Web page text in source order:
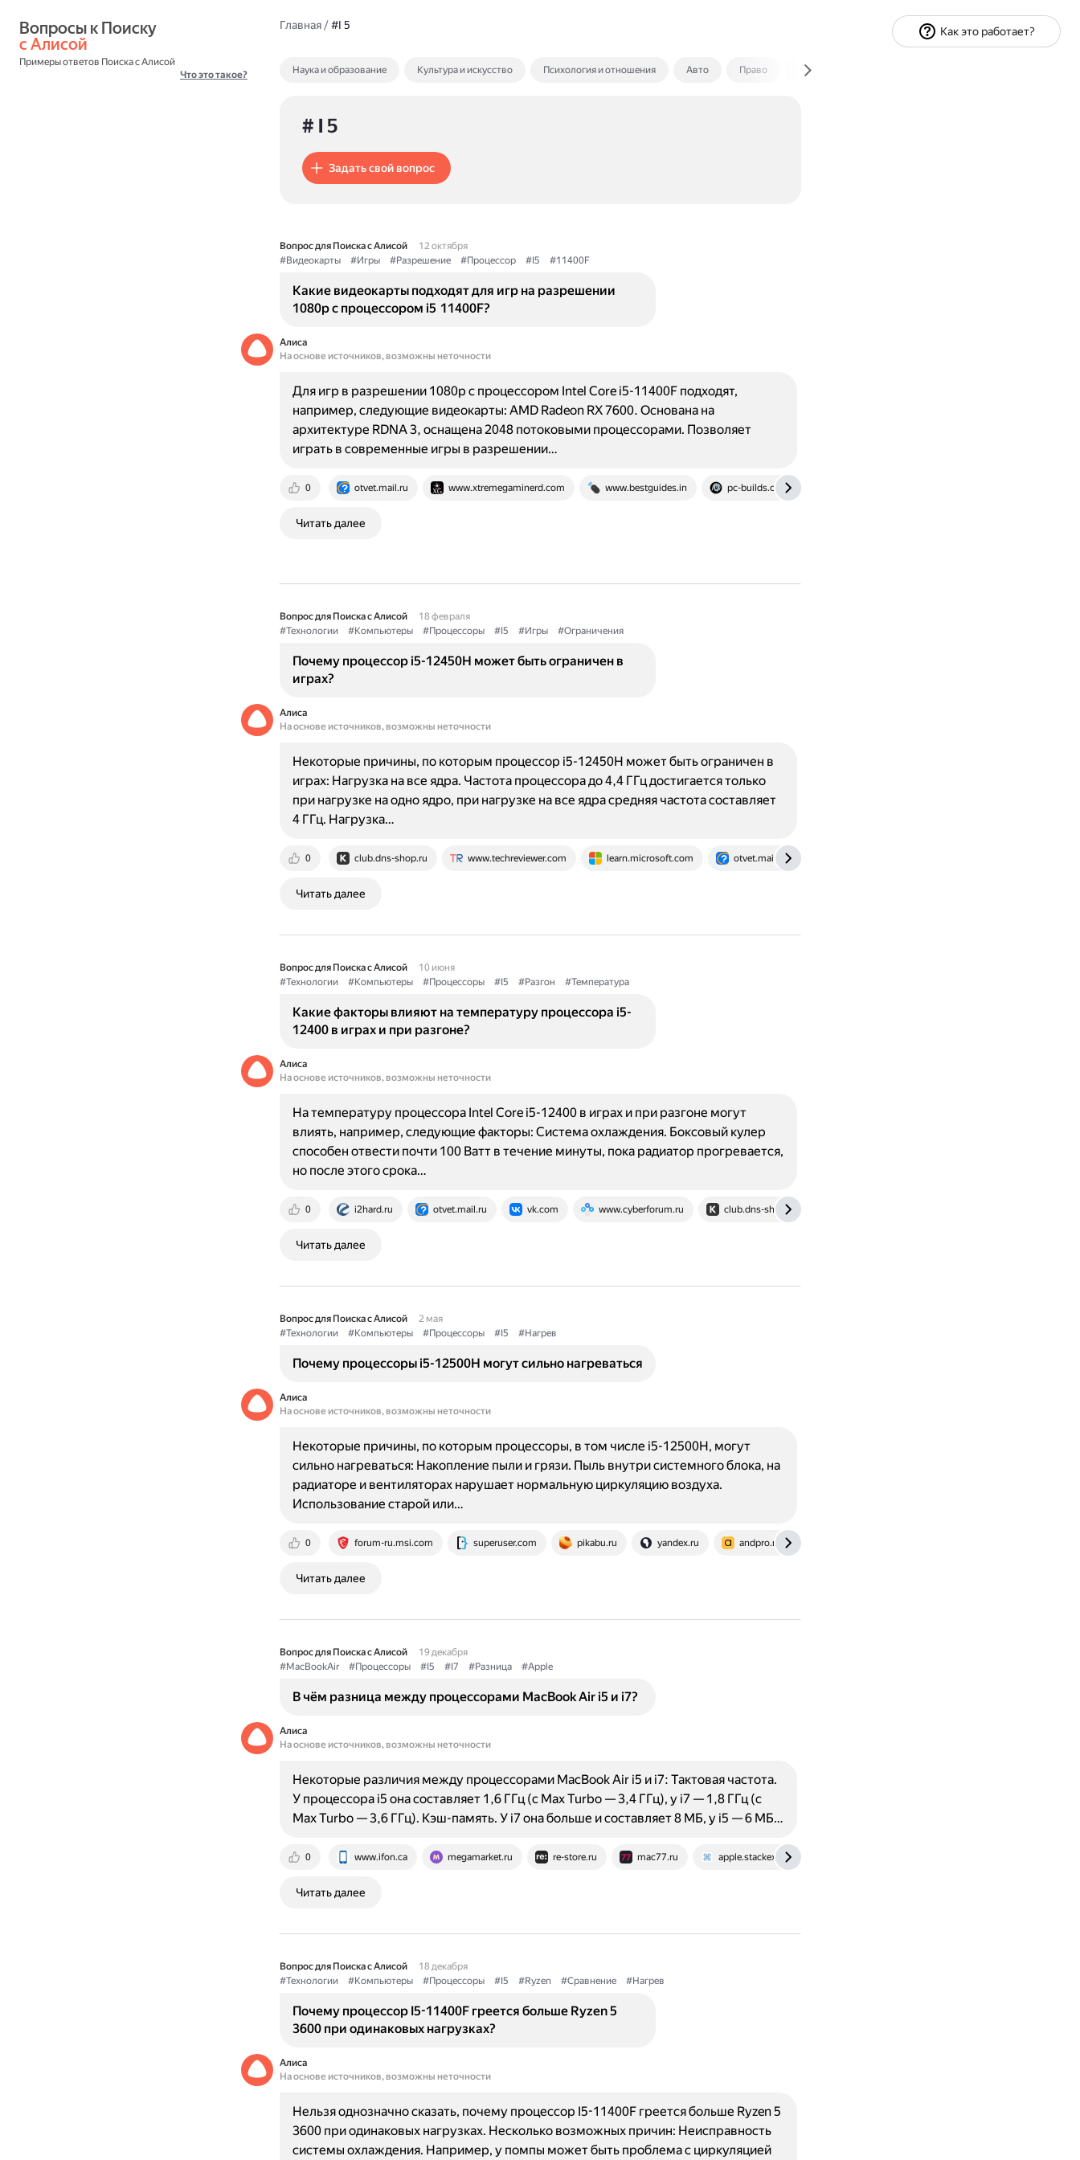
с Алисой
Примеры ответов Поиска с Алисой
Что это такое?
Главная/#I 5
Наука и образование Культура и искусство Психология и отношения Авто Право Экономика и финансы
# I 5
Задать свой вопрос
Вопрос для Поиска с Алисой
12 октября
#Видеокарты
#Игры #Разрешение #Процессор #I5 #11400F
Какие видеокарты подходят для игр на разрешении
1080p с процессором i5 11400F?
Алиса
На основе источников, возможны неточности
0 otvet.mail.ru www.xtremegaminerd.com www.bestguides.in pc-builds.com
Для игр в разрешении 1080p с процессором Intel Core i5-11400F подходят,
например, следующие видеокарты: AMD Radeon RX 7600. Основана на
архитектуре RDNA 3, оснащена 2048 потоковыми процессорами. Позволяет
играть в современные игры в разрешении…
Читать далее
Вопрос для Поиска с Алисой
18 февраля
#Технологии
#Компьютеры #Процессоры #I5 #Игры #Ограничения
Почему процессор i5-12450H может быть ограничен в
играх?
Алиса
На основе источников, возможны неточности
0 club.dns-shop.ru www.techreviewer.com learn.microsoft.com otvet.mail.ru
Некоторые причины, по которым процессор i5-12450H может быть ограничен в
играх: Нагрузка на все ядра. Частота процессора до 4,4 ГГц достигается только
при нагрузке на одно ядро, при нагрузке на все ядра средняя частота составляет
4 ГГц. Нагрузка…
Читать далее
Вопрос для Поиска с Алисой
10 июня
#Технологии
#Компьютеры #Процессоры #I5 #Разгон #Температура
Какие факторы влияют на температуру процессора i5-
12400 в играх и при разгоне?
Алиса
На основе источников, возможны неточности
0 i2hard.ru otvet.mail.ru vk.com www.cyberforum.ru club.dns-shop.ru
На температуру процессора Intel Core i5-12400 в играх и при разгоне могут
влиять, например, следующие факторы: Система охлаждения. Боксовый кулер
способен отвести почти 100 Ватт в течение минуты, пока радиатор прогревается,
но после этого срока…
Читать далее
Вопрос для Поиска с Алисой
2 мая
#Технологии
#Компьютеры #Процессоры #I5 #Нагрев
Почему процессоры i5-12500H могут сильно нагреваться
Алиса
На основе источников, возможны неточности
0 forum-ru.msi.com superuser.com pikabu.ru yandex.ru andpro.ru
Некоторые причины, по которым процессоры, в том числе i5-12500H, могут
сильно нагреваться: Накопление пыли и грязи. Пыль внутри системного блока, на
радиаторе и вентиляторах нарушает нормальную циркуляцию воздуха.
Использование старой или…
Читать далее
Вопрос для Поиска с Алисой
19 декабря
#MacBookAir
#Процессоры #I5 #I7 #Разница #Apple
В чём разница между процессорами MacBook Air i5 и i7?
Алиса
На основе источников, возможны неточности
0 www.ifon.ca megamarket.ru re-store.ru mac77.ru apple.stackexchange.com
Некоторые различия между процессорами MacBook Air i5 и i7: Тактовая частота.
У процессора i5 она составляет 1,6 ГГц (с Max Turbo — 3,4 ГГц), у i7 — 1,8 ГГц (с
Max Turbo — 3,6 ГГц). Кэш-память. У i7 она больше и составляет 8 МБ, у i5 — 6 МБ…
Читать далее
Вопрос для Поиска с Алисой
18 декабря
#Технологии
#Компьютеры #Процессоры #I5 #Ryzen #Сравнение #Нагрев
Почему процессор I5-11400F греется больше Ryzen 5
3600 при одинаковых нагрузках?
Алиса
На основе источников, возможны неточности
Нельзя однозначно сказать, почему процессор I5-11400F греется больше Ryzen 5
3600 при одинаковых нагрузках. Несколько возможных причин: Неисправность
системы охлаждения. Например, у помпы может быть проблема с циркуляцией
Как это работает?